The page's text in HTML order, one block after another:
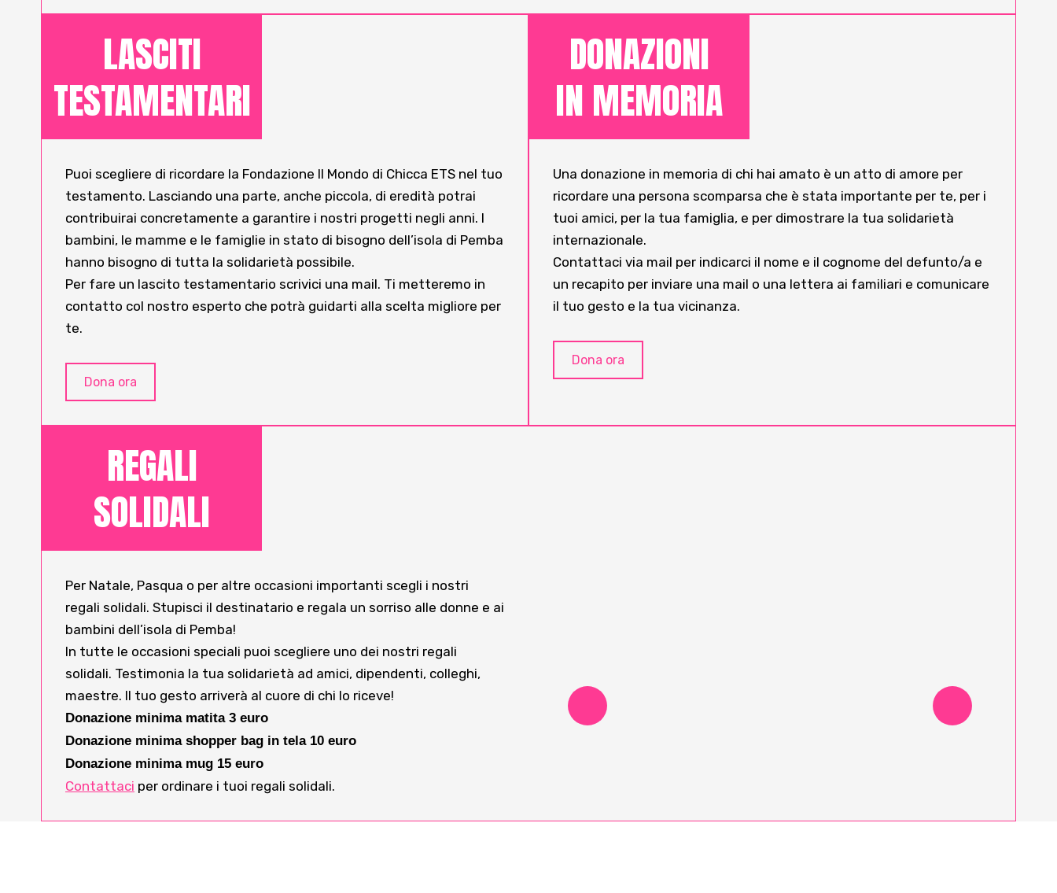
LASCITI
TESTAMENTARI
Puoi scegliere di ricordare la Fondazione Il Mondo di Chicca ETS nel tuo
testamento. Lasciando una parte, anche piccola, di eredità potrai
contribuirai concretamente a garantire i nostri progetti negli anni. I
bambini, le mamme e le famiglie in stato di bisogno dell’isola di Pemba
hanno bisogno di tutta la solidarietà possibile.
Per fare un lascito testamentario scrivici una mail. Ti metteremo in
contatto col nostro esperto che potrà guidarti alla scelta migliore per
te.
Dona ora
DONAZIONI
IN MEMORIA
Una donazione in memoria di chi hai amato è un atto di amore per
ricordare una persona scomparsa che è stata importante per te, per i
tuoi amici, per la tua famiglia, e per dimostrare la tua solidarietà
internazionale.
Contattaci via mail per indicarci il nome e il cognome del defunto/a e
un recapito per inviare una mail o una lettera ai familiari e comunicare
il tuo gesto e la tua vicinanza.
Dona ora
REGALI
SOLIDALI
Per Natale, Pasqua o per altre occasioni importanti scegli i nostri
regali solidali. Stupisci il destinatario e regala un sorriso alle donne e ai
bambini dell’isola di Pemba!
In tutte le occasioni speciali puoi scegliere uno dei nostri regali
solidali. Testimonia la tua solidarietà ad amici, dipendenti, colleghi,
maestre. Il tuo gesto arriverà al cuore di chi lo riceve!
Donazione minima matita 3 euro
Donazione minima shopper bag in tela 10 euro
Donazione minima mug 15 euro
Contattaci per ordinare i tuoi regali solidali.